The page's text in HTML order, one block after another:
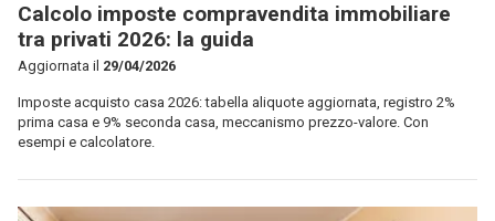
Calcolo imposte compravendita immobiliare
tra privati 2026: la guida
Aggiornata il 29/04/2026
Imposte acquisto casa 2026: tabella aliquote aggiornata, registro 2%
prima casa e 9% seconda casa, meccanismo prezzo-valore. Con
esempi e calcolatore.